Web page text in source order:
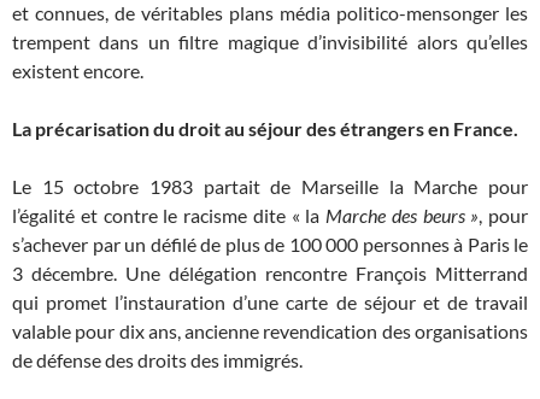
et connues, de véritables plans média politico-mensonger les
trempent dans un filtre magique d’invisibilité alors qu’elles
existent encore.
La précarisation du droit au séjour des étrangers en France.
Le 15 octobre 1983 partait de Marseille la Marche pour
l’égalité et contre le racisme dite « la Marche des beurs », pour
s’achever par un défilé de plus de 100 000 personnes à Paris le
3 décembre. Une délégation rencontre François Mitterrand
qui promet l’instauration d’une carte de séjour et de travail
valable pour dix ans, ancienne revendication des organisations
de défense des droits des immigrés.